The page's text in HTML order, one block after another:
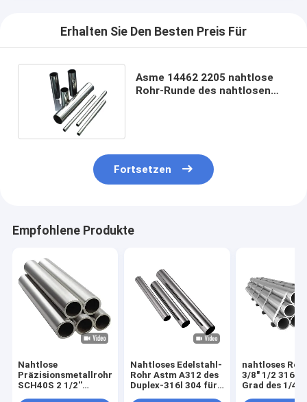
Erhalten Sie Den Besten Preis Für
Asme 14462 2205 nahtlose
Rohr-Runde des nahtlosen
Fortsetzen
Empfohlene Produkte
Nahtlose
Präzisionsmetallrohre
SCH40S 2 1/2''
Nahtloses Edelstahl-
Rohr Astm A312 des
Duplex-316l 304 für
nahtloses
3/8" 1/2 316l
Grad des 1/4